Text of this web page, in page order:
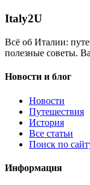
Italy2U
Всё об Италии:
полезные советы.
Новости и блог
Новости
Путешествия
История
Все статьи
Поиск по
Информация